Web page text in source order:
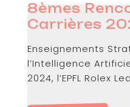
8èmes
Carrières
Enseignements
l’Intelligence
2024, l’EPFL Rolex